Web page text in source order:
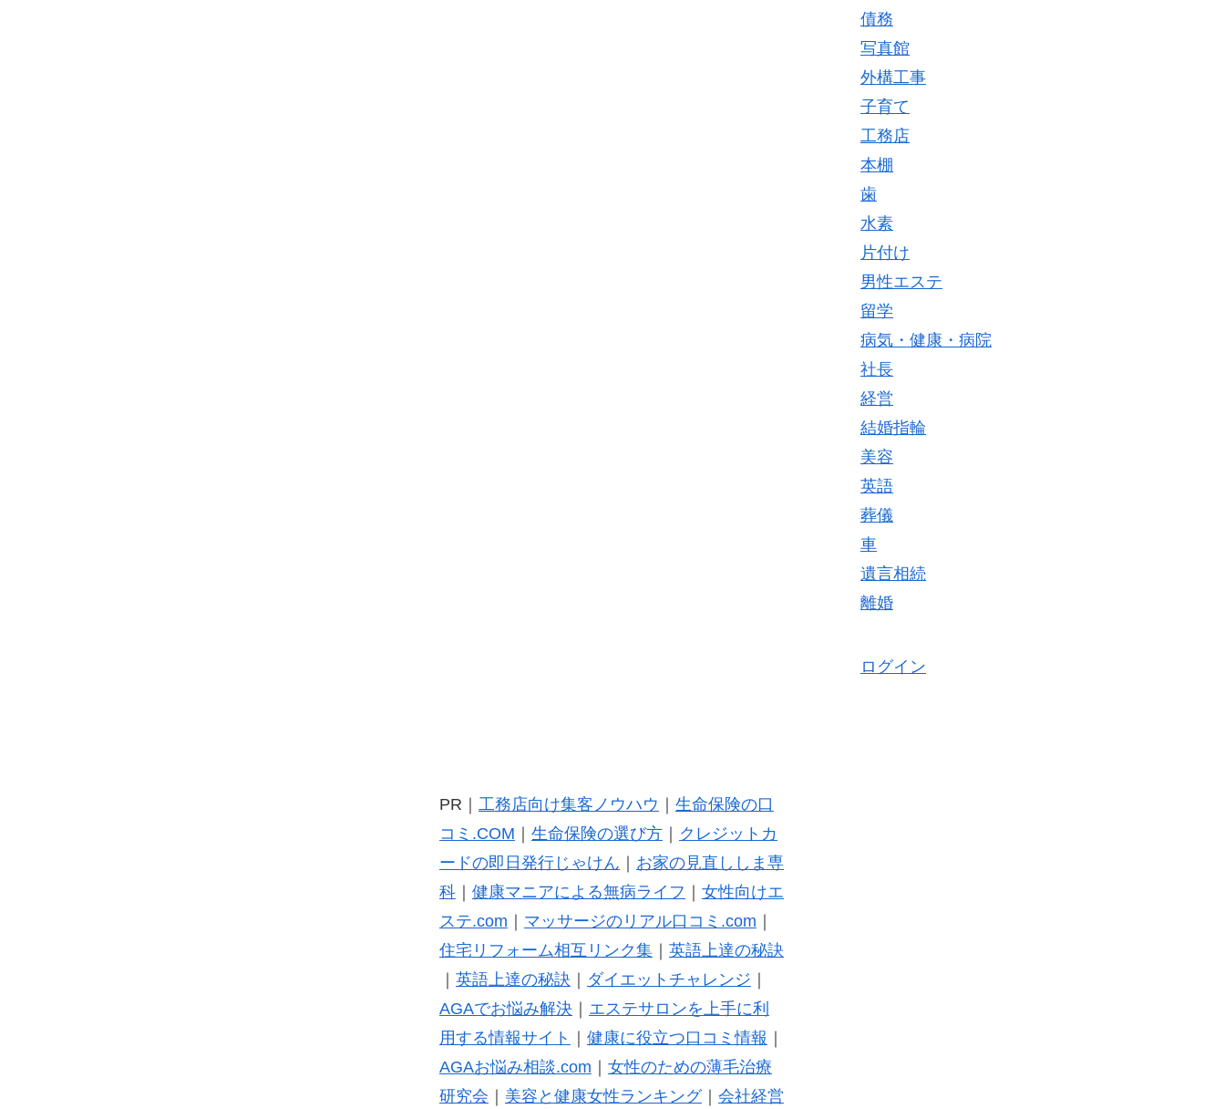
債務
写真館
外構工事
子育て
工務店
本棚
歯
水素
片付け
男性エステ
留学
病気・健康・病院
社長
経営
結婚指輪
美容
英語
葬儀
車
遺言相続
離婚
ログイン
PR｜ 工務店向け集客ノウハウ
生命保険の口
コミ.COM
生命保険の選び方｜
クレジットカ
ードの即日発行じゃけん
お家の見直ししま専
科｜ 健康マニアによる無病ライフ
女性向けエ
ステ.com
マッサージのリアル口コミ.com
住宅リフォーム相互リンク集｜ 英語上達の秘訣
英語上達の秘訣 ダイエットチャレンジ
AGAでお悩み解決｜ エステサロンを上手に利
用する情報サイト
健康に役立つ口コミ情報
AGAお悩み相談.com
女性のための薄毛治療
研究会
美容と健康女性ランキング｜ 会社経営